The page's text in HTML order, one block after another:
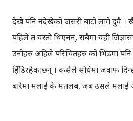
देखे पनि नदेखेको जसरी बाटो लागे दुवै ।
पहिले त यस्तो थिएनन्, सबैमा यही
उनीहरु अहिले परिचितहरु को भिडमा
हिँडिरहेकाछन् । कसैले सोधेमा जवाफ
बारेमा मलाई के मतलब, जब उसले मलाई